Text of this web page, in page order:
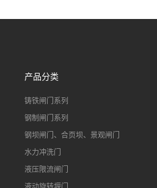
道
产品分类
铸铁闸门系列
钢制闸门系列
钢坝闸门、合页坝、景观闸门
水力冲洗门
液压限流闸门